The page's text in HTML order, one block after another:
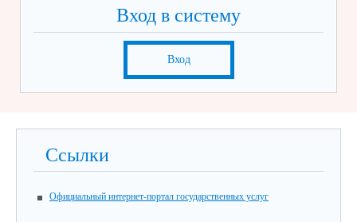
Вход в систему
Вход
Ссылки
Официальный интернет-портал государственных услуг